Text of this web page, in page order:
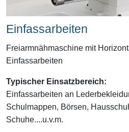
Einfassarbeiten
Freiarmnähmaschine mit
Einfassarbeiten
Typischer Einsatzbereich:
Einfassarbeiten an
Schulmappen, Börsen,
Schuhe....u.v.m.